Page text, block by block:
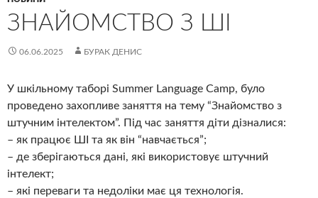
ЗНАЙОМСТВО З ШІ
06.06.2025 БУРАК ДЕНИС
У шкільному таборі Summer Language Camp, було
проведено захопливе заняття на тему “Знайомство з
штучним інтелектом”. Під час заняття діти дізналися:
– як працює ШІ та як він “навчається”;
– де зберігаються дані, які використовує штучний
інтелект;
– які переваги та недоліки має ця технологія.